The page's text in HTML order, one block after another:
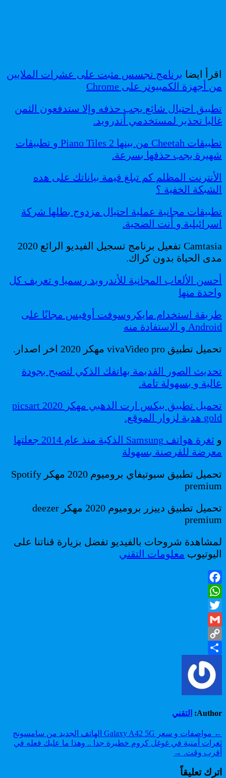
اقرأ ايضا برنامج تجسس مثبت على عشرات الملايين
من أجهزة الكمبيوتر على Chrome
تطبيق احتيال شائع يجب حذفه وإلا ستدفعون الثمن
غاليا تحذير لمستخدمي أندرويد.
تطبيقات Cheetah من بينها Piano Tiles 2 و تطبيقات
شهيرة يجب حذفها بسرعة.
الأنترنت المظلم كم تبلغ قيمة بياناتك على هده
الشبكة الخفية ؟
تطبيقات مجانية عملية احتيال مزدوج بطلها شركة
اسرائيلية و أنت الضحية.
Camtasia تفعيل برنامج تسجيل الفيديو الرائع 2020
مدى الحياة بدون كراك.
أحسن الألعاب المجانية للأندرويد رسميا و تعريف كل
واحدة منها
طريقة استخدام مايكروسوفت أوفيس مجانًا على
Android و الاستفادة منه
تحميل تطبيق vivaVideo pro مهكر 2020 اخر اصدار.
تحديث الصور القديمة بهاتفك الذكي لتصبح بجودة
عالية و بسهولة تامة.
تحميل تطبيق بيكس ارت الدهبي مهكر 2020 picsart
gold هدية لزوار الموقع.
و
ثغرة هواتف Samsung الذكية منذ عام 2014 جعلتها
معرضة للقرصنة بسهولة
تحميل تطبيق سبوتيفاي بروميوم 2020 مهكر Spotify
premium
تحميل تطبيق دييزر بروميوم 2020 مهكر deezer
premium
لمشاهدة شروحات بالفيديو تفضل بزيارة قناتنا على
اليوتيوب معلومات التقني
Facebook
WhatsApp
Twitter
Gmail
Copy
Link
Share
Author: التقني
تصفّح
المقالات
← مواصفات و سعر Galaxy A42 5G الهاتف الجديد من سامسونج
ثغرات أمنية في غوغل كروم خطيرة جدا .. وهذا ما عليك فعله في
أقرب وقت. →
اترك تعليقاً